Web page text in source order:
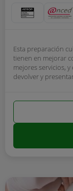
Esta preparación
tienen en mejorar
mejores servicios,
devolver y